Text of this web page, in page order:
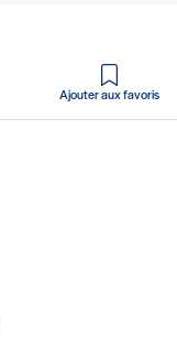
Ajouter aux favoris